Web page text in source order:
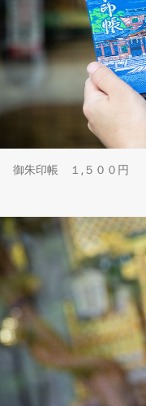
御朱印帳 １,５００円